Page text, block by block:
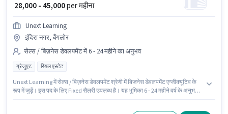
₹ 28,000 - 45,000per महीना
Unext Learning
इंदिरा नगर, बैंगलोर
सेल्स / बिज़नेस डेवलपमेंट में 6 - 24 महीने का अनुभव
ग्रेजुएट रियल एस्टेट
Unext Learning में सेल्स / बिज़नेस डेवलपमेंट श्रेणी में बिजनेस डेवलपमेंट एग्जीक्यूटिव के
रूप में जुड़ें। इस पद के लिए Fixed सैलरी उपलब्ध है। यह भूमिका 6 - 24 महीने वर्ष के अनुभव